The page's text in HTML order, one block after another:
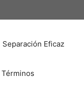
Separación Eficaz
Términos